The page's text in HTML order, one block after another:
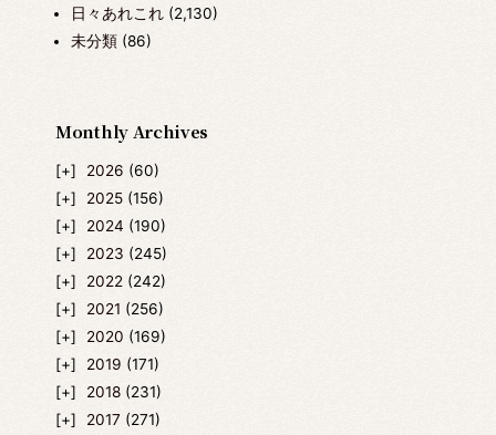
日々あれこれ(2,130)
未分類(86)
Monthly Archives
2026 (60)
2025 (156)
2024 (190)
2023 (245)
2022 (242)
2021 (256)
2020 (169)
2019 (171)
2018 (231)
2017 (271)